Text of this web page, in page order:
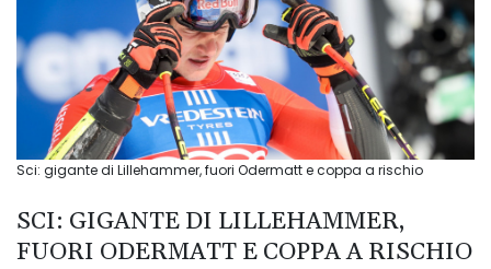
Sci: gigante di Lillehammer, fuori Odermatt e coppa a rischio
SCI: GIGANTE DI LILLEHAMMER,
FUORI ODERMATT E COPPA A RISCHIO